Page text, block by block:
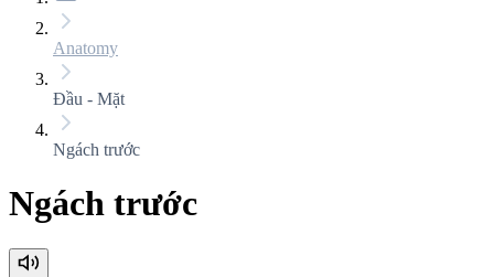
Anatomy
Đầu - Mặt
Ngách trước
Ngách trước